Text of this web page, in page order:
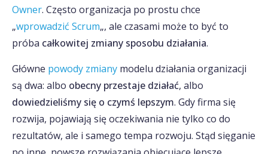
Owner. Często organizacja po prostu chce
„wprowadzić Scrum„, ale czasami może to być to
próba całkowitej zmiany sposobu działania.
Główne powody zmiany modelu działania organizacji
są dwa: albo obecny przestaje działać, albo
dowiedzieliśmy się o czymś lepszym. Gdy firma się
rozwija, pojawiają się oczekiwania nie tylko co do
rezultatów, ale i samego tempa rozwoju. Stąd sięganie